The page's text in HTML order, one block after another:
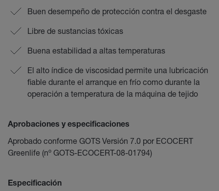
Buen desempeño de protección contra el desgaste
Libre de sustancias tóxicas
Buena estabilidad a altas temperaturas
El alto índice de viscosidad permite una lubricación
fiable durante el arranque en frío como durante la
operación a temperatura de la máquina de tejido
Aprobaciones y especificaciones
Aprobado conforme GOTS Versión 7.0 por ECOCERT
Greenlife (nº GOTS-ECOCERT-08-01794)
Especificación